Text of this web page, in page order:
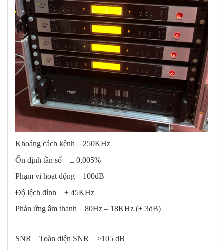
Khoảng cách kênh 250KHz
Ổn định tần số ± 0,005%
Phạm vi hoạt động 100dB
Độ lệch đỉnh ± 45KHz
Phản ứng âm thanh 80Hz – 18KHz (± 3dB)
SNR Toàn diện SNR >105 dB